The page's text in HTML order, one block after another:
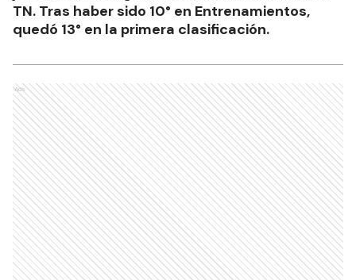
TN. Tras haber sido 10° en Entrenamientos,
quedó 13° en la primera clasificación.
Ads